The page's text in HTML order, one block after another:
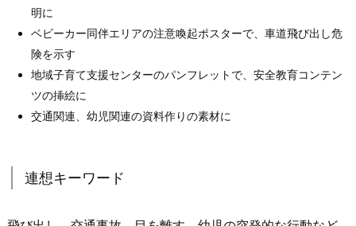
明に
ベビーカー同伴エリアの注意喚起ポスターで、車道飛び出し危
険を示す
地域子育て支援センターのパンフレットで、安全教育コンテン
ツの挿絵に
交通関連、幼児関連の資料作りの素材に
連想キーワード